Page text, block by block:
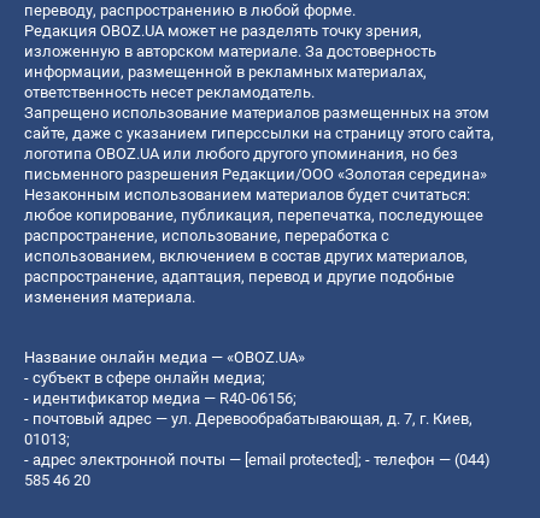
переводу, распространению в любой форме.
Редакция OBOZ.UA может не разделять точку зрения,
изложенную в авторском материале. За достоверность
информации, размещенной в рекламных материалах,
ответственность несет рекламодатель.
Запрещено использование материалов размещенных на этом
сайте, даже с указанием гиперссылки на страницу этого сайта,
логотипа OBOZ.UA или любого другого упоминания, но без
письменного разрешения Редакции/ООО «Золотая середина»
Незаконным использованием материалов будет считаться:
любое копирование, публикация, перепечатка, последующее
распространение, использование, переработка с
использованием, включением в состав других материалов,
распространение, адаптация, перевод и другие подобные
изменения материала.
Название онлайн медиа — «OBOZ.UA»
- субъект в сфере онлайн медиа;
- идентификатор медиа — R40-06156;
- почтовый адрес — ул. Деревообрабатывающая, д. 7, г. Киев,
01013;
- адрес электронной почты — [email protected]; - телефон — (044)
585 46 20